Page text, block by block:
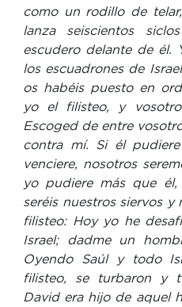
como un rodillo de
lanza seiscientos
escudero delante de él.
los escuadrones de
os habéis puesto en
yo el filisteo, y
Escoged de entre
contra mí. Si él
venciere, nosotros
yo pudiere más que
seréis nuestros siervos y
filisteo: Hoy yo he
Israel; dadme un
Oyendo Saúl y todo
filisteo, se turbaron y
David era hijo de aquel